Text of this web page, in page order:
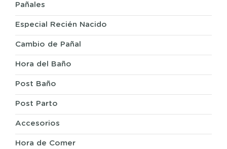
Pañales
Especial Recién Nacido
Cambio de Pañal
Hora del Baño
Post Baño
Post Parto
Accesorios
Hora de Comer